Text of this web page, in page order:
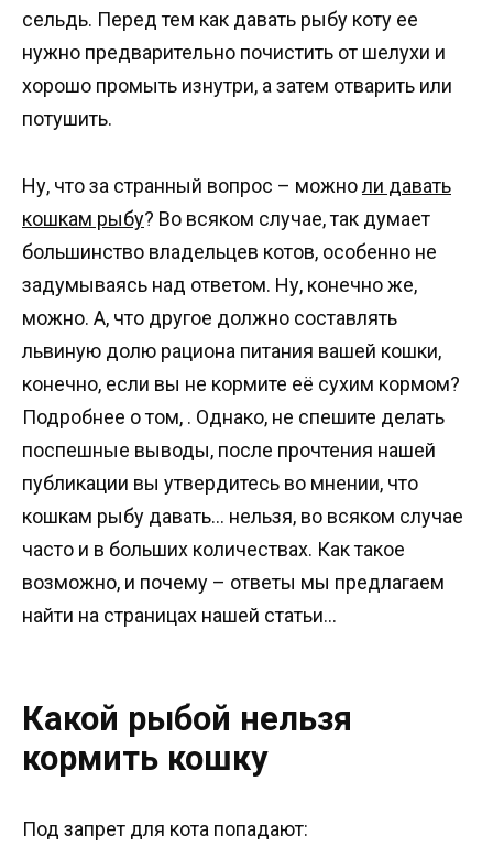
сельдь. Перед тем как давать рыбу коту ее
нужно предварительно почистить от шелухи и
хорошо промыть изнутри, а затем отварить или
потушить.
Ну, что за странный вопрос – можноли давать
кошкам рыбу? Во всяком случае, так думает
большинство владельцев котов, особенно не
задумываясь над ответом. Ну, конечно же,
можно. А, что другое должно составлять
львиную долю рациона питания вашей кошки,
конечно, если вы не кормите её сухим кормом?
Подробнее о том, . Однако, не спешите делать
поспешные выводы, после прочтения нашей
публикации вы утвердитесь во мнении, что
кошкам рыбу давать… нельзя, во всяком случае
часто и в больших количествах. Как такое
возможно, и почему – ответы мы предлагаем
найти на страницах нашей статьи…
Какой рыбой нельзя
кормить кошку
Под запрет для кота попадают: